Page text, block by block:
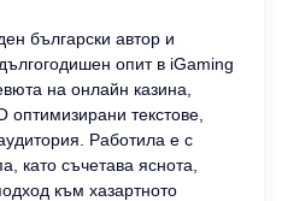
български автор и
опит в iGaming
на онлайн казина,
оптимизирани текстове,
Работила е с
като съчетава яснота,
към хазартното